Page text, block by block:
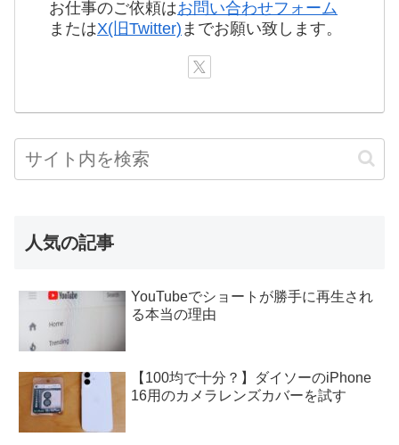
お仕事のご依頼はお問い合わせフォーム
またはX(旧Twitter) までお願い致します。
人気の記事
YouTubeでショートが勝手に再生され
る本当の理由
【100均で十分？】ダイソーのiPhone
16用のカメラレンズカバーを試す